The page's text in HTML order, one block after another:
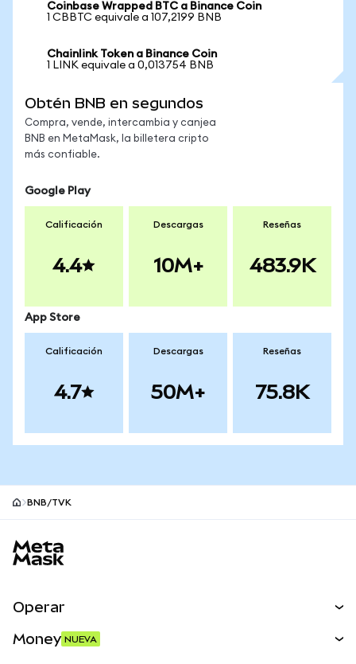
Coinbase Wrapped BTC a Binance Coin
1 CBBTC equivale a 107,2199 BNB
Chainlink Token a Binance Coin
1 LINK equivale a 0,013754 BNB
Obtén BNB en segundos
Compra, vende, intercambia y canjea
BNB en MetaMask, la billetera cripto
más confiable.
Google Play
Calificación
4.4
Descargas
10M+
Reseñas
483.9K
App Store
Calificación
4.7
Descargas
50M+
Reseñas
75.8K
BNB/TVK
Operar
Money NUEVA